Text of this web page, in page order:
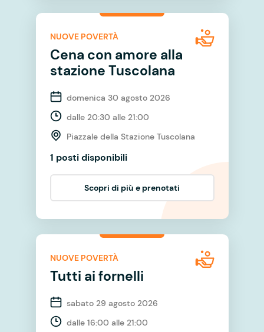
NUOVE POVERTÀ
Cena con amore alla
stazione Tuscolana
domenica 30 agosto 2026
dalle 20:30 alle 21:00
Piazzale della Stazione Tuscolana
1 posti disponibili
Scopri di più e prenotati
NUOVE POVERTÀ
Tutti ai fornelli
sabato 29 agosto 2026
dalle 16:00 alle 21:00